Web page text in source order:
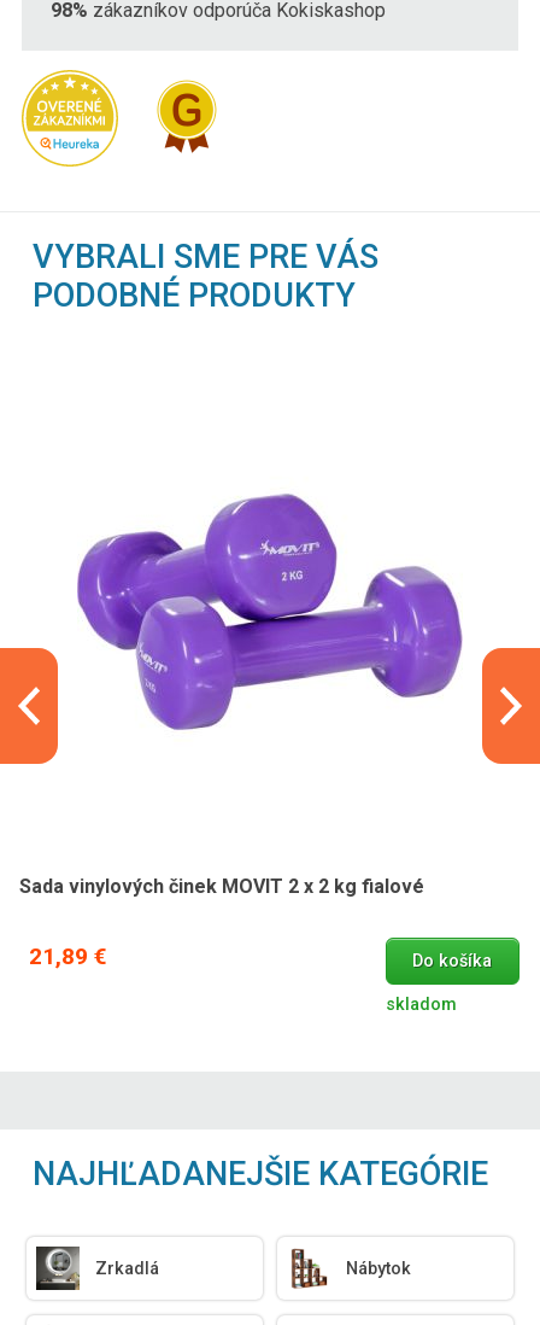
98% zákazníkov odporúča Kokiskashop
VYBRALI SME PRE VÁS
PODOBNÉ PRODUKTY
Sada vinylových činek MOVIT 2 x 2 kg fialové
21,89 € Do košíka
skladom
NAJHĽADANEJŠIE KATEGÓRIE
Zrkadlá Nábytok